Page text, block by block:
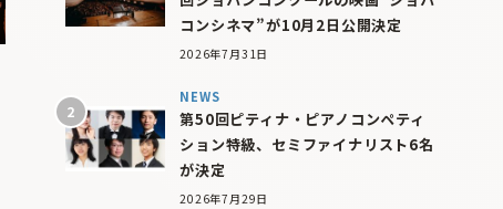
コンシネマ”が10月2日公開決定
2026年7月31日
NEWS
第50回ピティナ・ピアノコンペティ
ション特級、セミファイナリスト6名
が決定
2026年7月29日